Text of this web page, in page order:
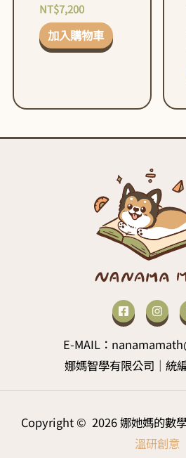
NT$7,200
加入購物車
E-MAIL：
娜媽智學有限公司｜統
Copyright © 2026 娜她媽的數
溫研創意